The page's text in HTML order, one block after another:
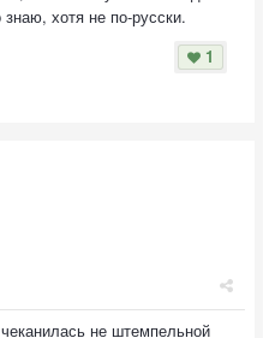
хотя не по-русски.
1
не штемпельной